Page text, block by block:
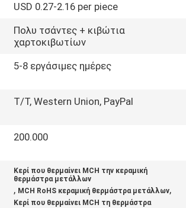
USD 0.27-2.16 per piece
Πολυ τσάντες + κιβώτια
χαρτοκιβωτίων
5-8 εργάσιμες ημέρες
T/T, Western Union, PayPal
200.000
Κερί που θερμαίνει MCH την κεραμική
θερμάστρα μετάλλων
, MCH RoHS κεραμική θερμάστρα μετάλλων,
Κερί που θερμαίνει MCH τη θερμάστρα